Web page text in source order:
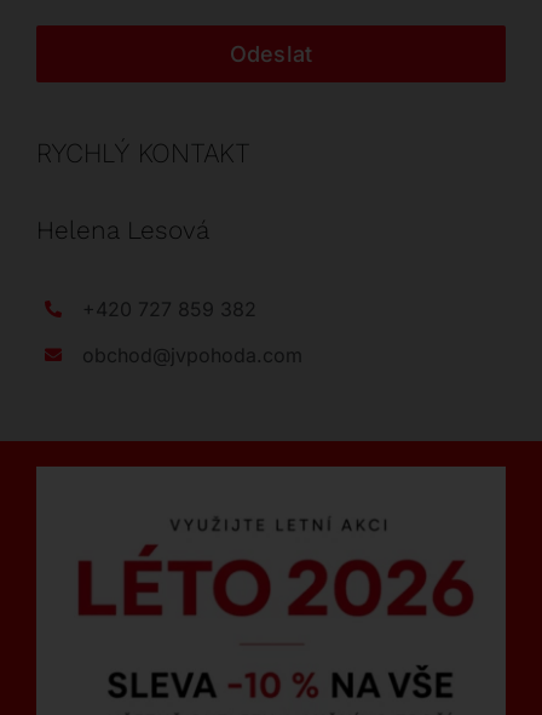
Odeslat
RYCHLÝ KONTAKT
Helena Lesová
+420 727 859 382
obchod@jvpohoda.com